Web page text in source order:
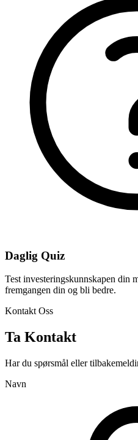
Daglig Quiz
Test investeringskunnskapen din
fremgangen din og bli bedre.
Kontakt Oss
Ta Kontakt
Har du spørsmål eller
Navn